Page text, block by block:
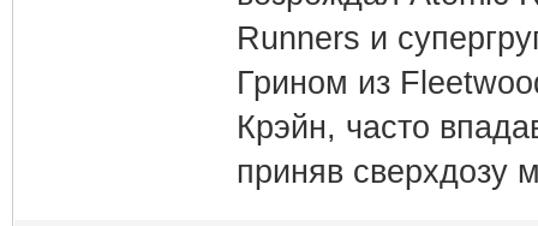
Runners и
Грином из
Крэйн, часто
приняв сверхдозу